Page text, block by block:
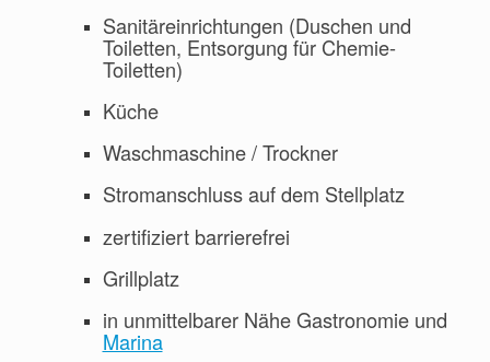
Sanitäreinrichtungen (Duschen und
Toiletten, Entsorgung für Chemie-
Toiletten)
Küche
Waschmaschine / Trockner
Stromanschluss auf dem Stellplatz
zertifiziert barrierefrei
Grillplatz
in unmittelbarer Nähe Gastronomie und
Marina